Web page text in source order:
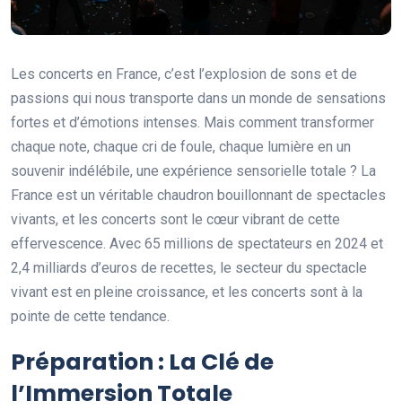
Les concerts en France, c’est l’explosion de sons et de
passions qui nous transporte dans un monde de sensations
fortes et d’émotions intenses. Mais comment transformer
chaque note, chaque cri de foule, chaque lumière en un
souvenir indélébile, une expérience sensorielle totale ? La
France est un véritable chaudron bouillonnant de spectacles
vivants, et les concerts sont le cœur vibrant de cette
effervescence. Avec 65 millions de spectateurs en 2024 et
2,4 milliards d’euros de recettes, le secteur du spectacle
vivant est en pleine croissance, et les concerts sont à la
pointe de cette tendance.
Préparation : La Clé de
l’Immersion Totale